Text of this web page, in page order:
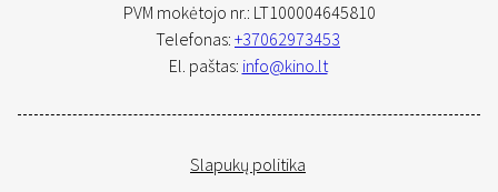
PVM mokėtojo nr.: LT100004645810
Telefonas: +37062973453
El. paštas: info@kino.lt
Slapukų politika